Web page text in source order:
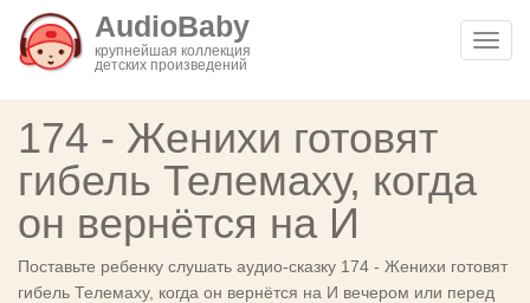
AudioBaby
крупнейшая коллекция
детских произведений
174 - Женихи готовят
гибель Телемаху, когда
он вернётся на И
Поставьте ребенку слушать аудио-сказку 174 - Женихи готовят
гибель Телемаху, когда он вернётся на И вечером или перед